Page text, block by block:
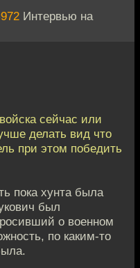
Интервью на
сейчас или
делать вид что
при этом победить
пока хунта была
был
о военном
по каким-то